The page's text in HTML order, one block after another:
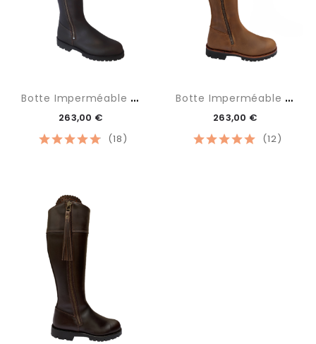
(18)
B
Otte Imperméable Marron
263,00 €
(12)
B
Otte Imperméable Beige
263,00 €